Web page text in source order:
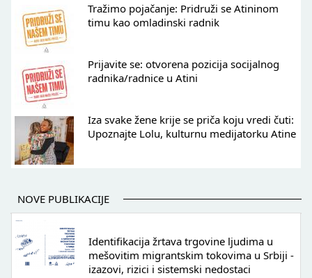
Tražimo pojačanje: Pridruži se Atininom
timu kao omladinski radnik
Prijavite se: otvorena pozicija socijalnog
radnika/radnice u Atini
Iza svake žene krije se priča koju vredi čuti:
Upoznajte Lolu, kulturnu medijatorku Atine
NOVE PUBLIKACIJE
Identifikacija žrtava trgovine ljudima u
mešovitim migrantskim tokovima u Srbiji -
izazovi, rizici i sistemski nedostaci